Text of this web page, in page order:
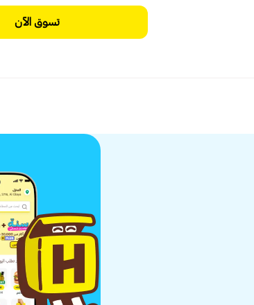
تسوق الآن